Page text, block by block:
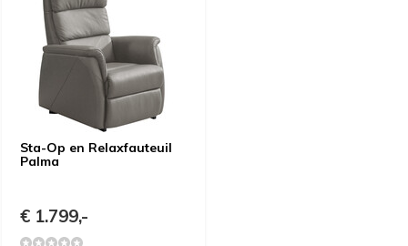
Sta-Op en Relaxfauteuil
Palma
€ 1.799,-